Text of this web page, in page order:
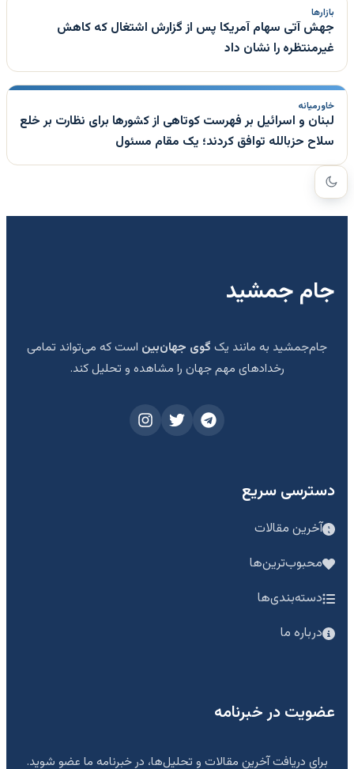
بازارها
جهش آتی سهام آمریکا پس از گزارش اشتغال که کاهش
غیرمنتظره را نشان داد
خاورمیانه
لبنان و اسرائیل بر فهرست کوتاهی از کشورها برای نظارت بر خلع
سلاح حزبالله توافق کردند؛ یک مقام مسئول
جام جمشید
جام‌جمشید به مانند یک گوی جهان‌بین است که می‌تواند تمامی
رخدادهای مهم جهان را مشاهده و تحلیل کند.
دسترسی سریع
آخرین مقالات
محبوب‌ترین‌ها
دسته‌بندی‌ها
درباره ما
عضویت در خبرنامه
برای دریافت آخرین مقالات و تحلیل‌ها، در خبرنامه ما عضو شوید.